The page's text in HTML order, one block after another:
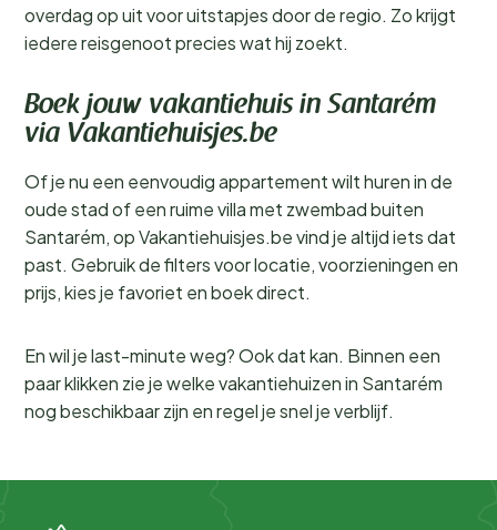
overdag op uit voor uitstapjes door de regio. Zo krijgt
iedere reisgenoot precies wat hij zoekt.
Boek jouw vakantiehuis in Santarém
via Vakantiehuisjes.be
Of je nu een eenvoudig appartement wilt huren in de
oude stad of een ruime villa met zwembad buiten
Santarém, op Vakantiehuisjes.be vind je altijd iets dat
past. Gebruik de filters voor locatie, voorzieningen en
prijs, kies je favoriet en boek direct.
En wil je last-minute weg? Ook dat kan. Binnen een
paar klikken zie je welke vakantiehuizen in Santarém
nog beschikbaar zijn en regel je snel je verblijf.